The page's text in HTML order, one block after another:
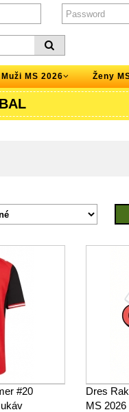
Muži MS 2026 Ženy
#20
Dres
MS